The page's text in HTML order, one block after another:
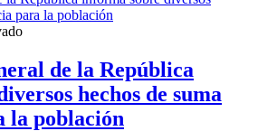
de la República
hechos de suma
la población